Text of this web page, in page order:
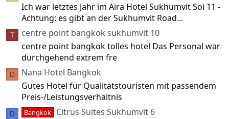
Ich war letztes Jahr im Aira Hotel Sukhumvit Soi 11 -
Achtung: es gibt an der Sukhumvit Road...
T
centre point bangkok sukhumvit 10
centre point bangkok tolles hotel Das Personal war
durchgehend extrem fre
D
Nana Hotel Bangkok
Gutes Hotel für Qualitätstouristen mit passendem
Preis-/Leistungsverhältnis
D Bangkok
Citrus Suites Sukhumvit 6